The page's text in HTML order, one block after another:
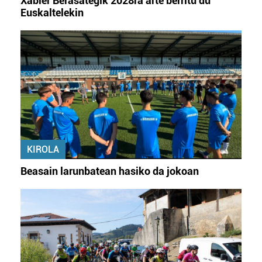
Euskaltelekin
KIROLA
Beasain larunbatean hasiko da jokoan